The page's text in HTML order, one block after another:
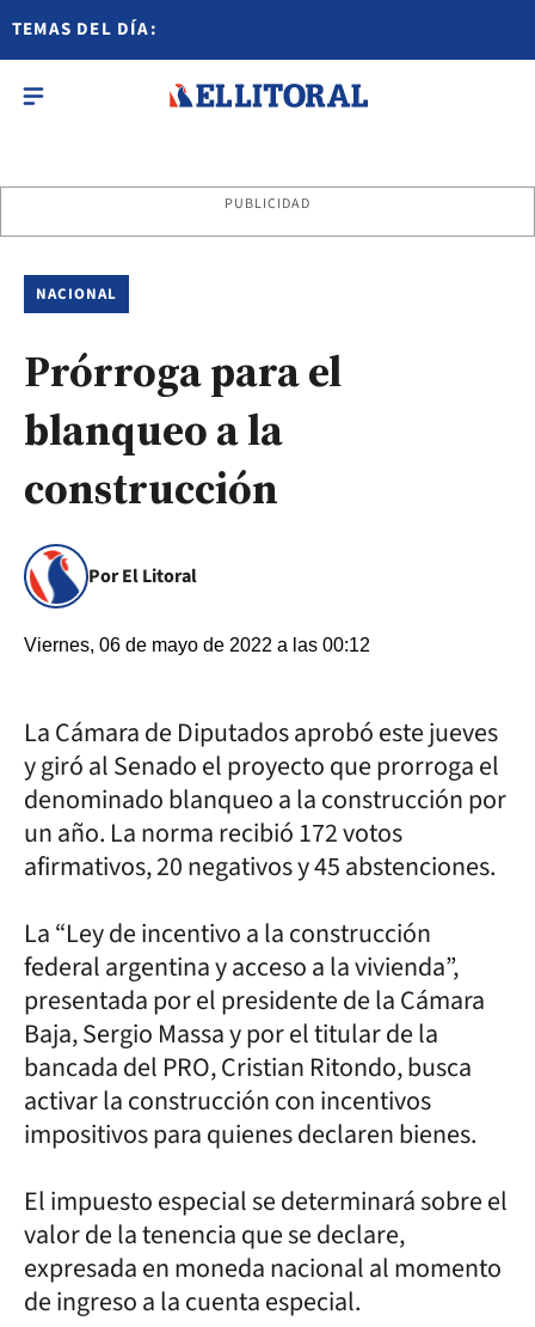
TEMAS DEL DÍA:
PUBLICIDAD
NACIONAL
Prórroga para el
blanqueo a la
construcción
Por El Litoral
Viernes, 06 de mayo de 2022 a las 00:12
La Cámara de Diputados aprobó este jueves
y giró al Senado el proyecto que prorroga el
denominado blanqueo a la construcción por
un año. La norma recibió 172 votos
afirmativos, 20 negativos y 45 abstenciones.
La “Ley de incentivo a la construcción
federal argentina y acceso a la vivienda”,
presentada por el presidente de la Cámara
Baja, Sergio Massa y por el titular de la
bancada del PRO, Cristian Ritondo, busca
activar la construcción con incentivos
impositivos para quienes declaren bienes.
El impuesto especial se determinará sobre el
valor de la tenencia que se declare,
expresada en moneda nacional al momento
de ingreso a la cuenta especial.